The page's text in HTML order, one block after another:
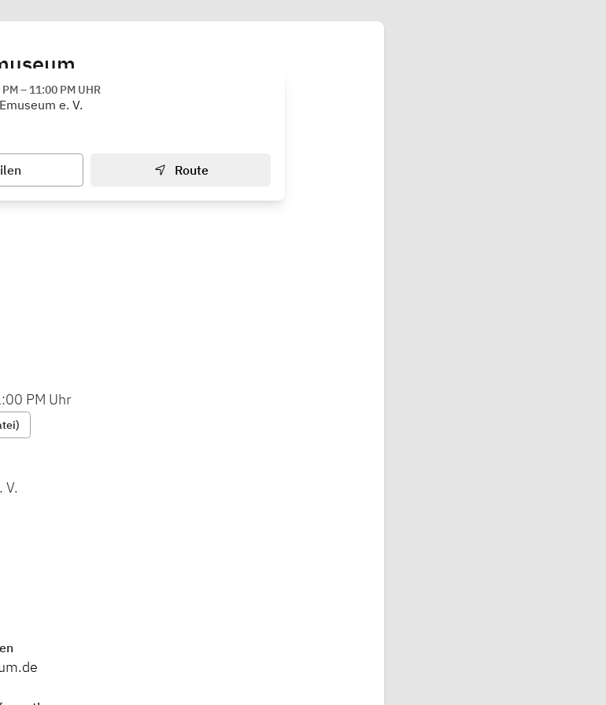
– 11:00 PM UHR
e. V.
Route
PM Uhr
V.